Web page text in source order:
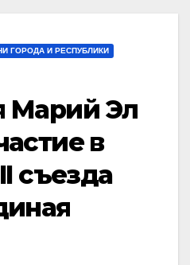
ГОРОДА И РЕСПУБЛИКИ
Марий Эл
в
съезда